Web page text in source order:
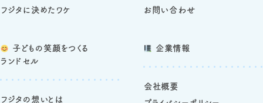
子どもの笑顔をつくる
ランドセル
フジタの想いとは
フジタに決めたワケ
お問い合わせ
企業情報
会社概要